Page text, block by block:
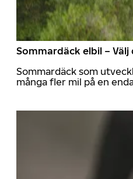
Sommardäck elbil –
Sommardäck som
många fler mil på en